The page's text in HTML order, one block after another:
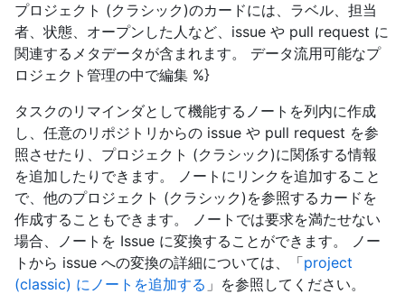
プロジェクト (クラシック)のカードには、ラベル、担当
者、状態、オープンした人など、issue や pull request に
関連するメタデータが含まれます。 データ流用可能なプ
ロジェクト管理の中で編集 %}
タスクのリマインダとして機能するノートを列内に作成
し、任意のリポジトリからの issue や pull request を参
照させたり、プロジェクト (クラシック)に関係する情報
を追加したりできます。 ノートにリンクを追加すること
で、他のプロジェクト (クラシック)を参照するカードを
作成することもできます。 ノートでは要求を満たせない
場合、ノートを Issue に変換することができます。 ノー
トから issue への変換の詳細については、「project
(classic) にノートを追加する 」を参照してください。